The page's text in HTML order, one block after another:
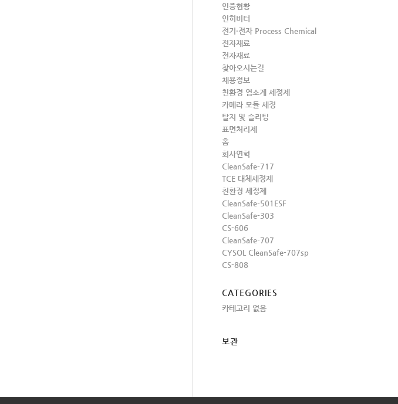
인증현황
인히비터
전기·전자 Process Chemical
전자재료
전자재료
찾아오시는길
채용정보
친환경 염소계 세정제
카메라 모듈 세정
탈지 및 슬리팅
표면처리제
홈
회사연혁
CleanSafe-717
TCE 대체세정제
친환경 세정제
CleanSafe-501ESF
CleanSafe-303
CS-606
CleanSafe-707
CYSOL CleanSafe-707sp
CS-808
CATEGORIES
카테고리 없음
보관